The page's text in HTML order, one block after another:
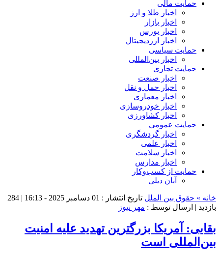
حمایت مالی
اخبار طلا و ارز
اخبار بازار
اخبار بورس
اخبار ارزدیجیتال
حمایت سیاسی
اخبار بین‌المللی
حمایت تجاری
اخبار صنعت
اخبار حمل و نقل
اخبار معماری
اخبار خودروسازی
اخبار کشاورزی
حمایت عمومی
اخبار گردشگری
اخبار علمی
اخبار سلامت
اخبار مدارس
حمایت از کسب‌وکار
آبان دیلی
خانه » حقوق بین الملل تاریخ انتشار : 01 دسامبر 2025 - 16:13 |
284
بازدید | ارسال توسط : مهر نیوز
بقایی: آمریکا بزرگترین تهدید علیه امنیت
بین‌المللی است